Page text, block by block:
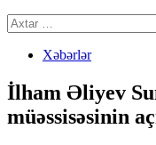
Axtarış:
Xəbərlər
İlham Əliyev
müəssisəsinin